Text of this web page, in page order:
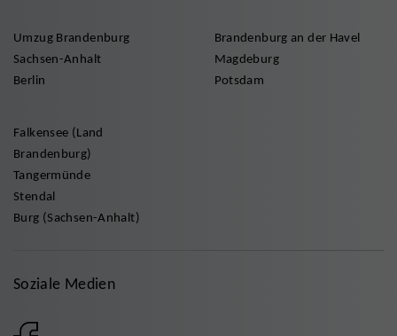
Umzug Brandenburg
Sachsen-Anhalt
Berlin
Brandenburg an der Havel
Magdeburg
Potsdam
Falkensee (Land
Brandenburg)
Tangermünde
Stendal
Burg (Sachsen-Anhalt)
Soziale Medien